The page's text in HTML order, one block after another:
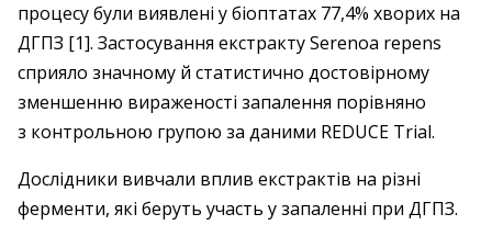
процесу були виявлені у біоптатах 77,4% хворих на
ДГПЗ [1]. Застосування екстракту Serenoa repens
сприяло значному й статистично достовірному
зменшенню вираженості запалення порівняно
з контрольною групою за даними REDUCE Trial.
Дослідники вивчали вплив екстрактів на різні
ферменти, які беруть участь у запаленні при ДГПЗ.